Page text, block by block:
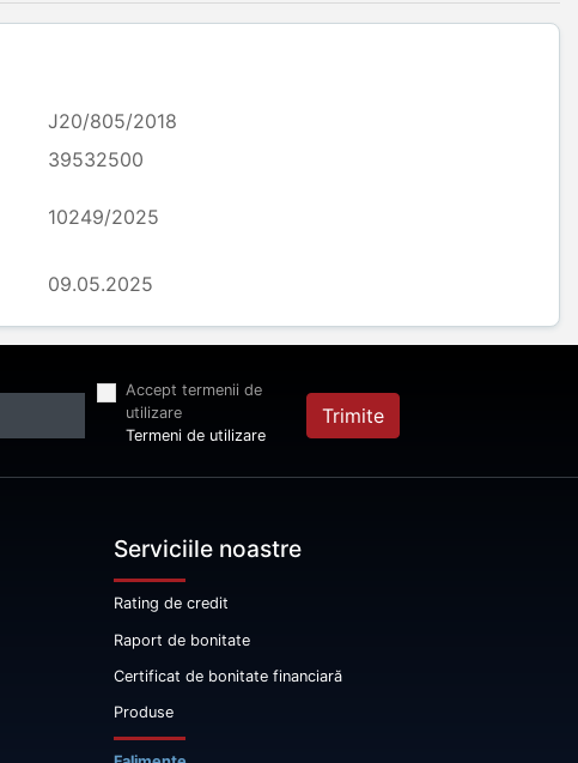
J20/805/2018
39532500
10249/2025
09.05.2025
Accept termenii de
utilizare
Termeni de utilizare
Trimite
Serviciile noastre
Rating de credit
Raport de bonitate
Certificat de bonitate financiară
Produse